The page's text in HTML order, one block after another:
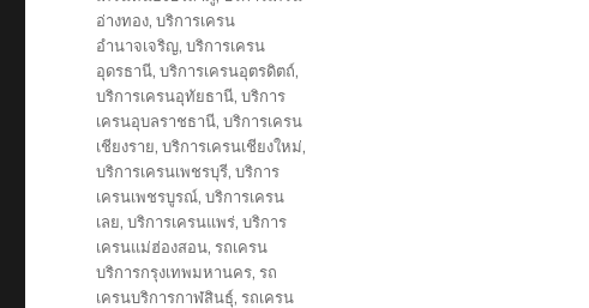
อ่างทอง,บริการเครน
อำนาจเจริญ,บริการเครน
อุดรธานี,บริการเครนอุตรดิตถ์,
บริการเครนอุทัยธานี,บริการ
เครนอุบลราชธานี,บริการเครน
เชียงราย,บริการเครนเชียงใหม่,
บริการเครนเพชรบุรี,บริการ
เครนเพชรบูรณ์,บริการเครน
เลย,บริการเครนแพร่,บริการ
เครนแม่ฮ่องสอน,รถเครน
บริการกรุงเทพมหานคร,รถ
เครนบริการกาฬสินธุ์,รถเครน